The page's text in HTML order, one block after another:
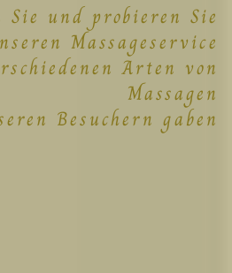
Sie und probieren Sie
Massageservice
Arten von
Massagen
Besuchern gaben